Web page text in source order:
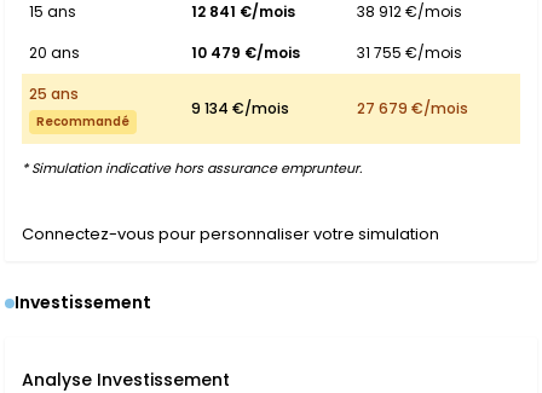
15 ans
12 841 €/mois
38 912 €/mois
20 ans
10 479 €/mois
31 755 €/mois
25 ans
Recommandé
9 134 €/mois 27 679 €/mois
* Simulation indicative hors assurance emprunteur.
Connectez-vous pour personnaliser votre simulation
Investissement
Analyse Investissement